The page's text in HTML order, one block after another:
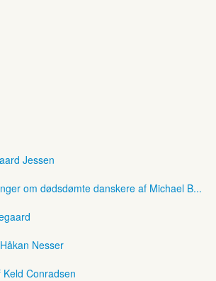
Jessen
om dødsdømte danskere af Michael B...
Nesser
Conradsen